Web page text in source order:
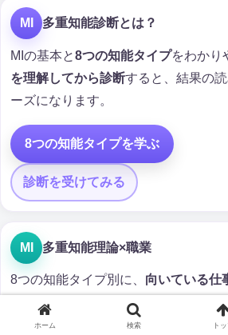
MI 多重知能診断とは？
MIの基本と8つの知能タイプをわかり
を理解してから診断すると、結果の
ーズになります。
8つの知能タイプを学ぶ
診断を受けてみる
MI 多重知能理論×職業
8つの知能タイプ別に、 向いている仕
境を一覧でチェック。
ホーム 検索 ト